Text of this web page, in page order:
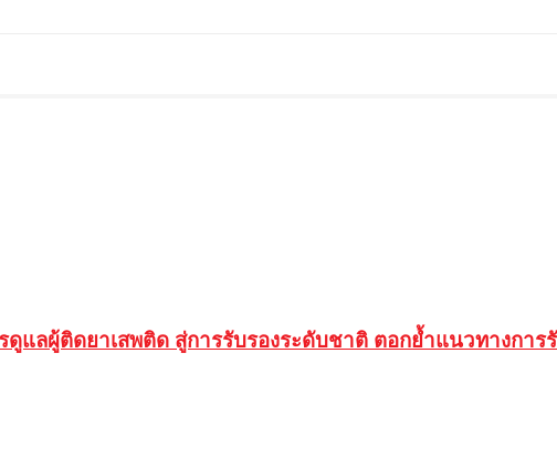
ดูแลผู้ติดยาเสพติด สู่การรับรองระดับชาติ ตอกย้ำแนวทางกา